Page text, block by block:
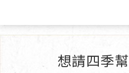
想請四季